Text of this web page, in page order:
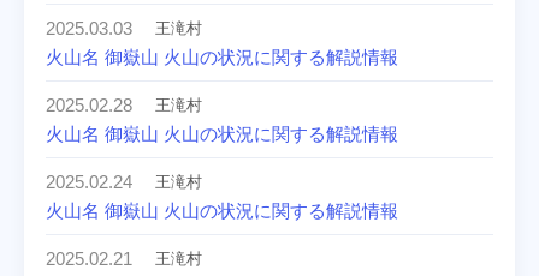
王滝村
2025.03.03
火山名 御嶽山 火山の状況に関する解説情報
王滝村
2025.02.28
火山名 御嶽山 火山の状況に関する解説情報
王滝村
2025.02.24
火山名 御嶽山 火山の状況に関する解説情報
王滝村
2025.02.21